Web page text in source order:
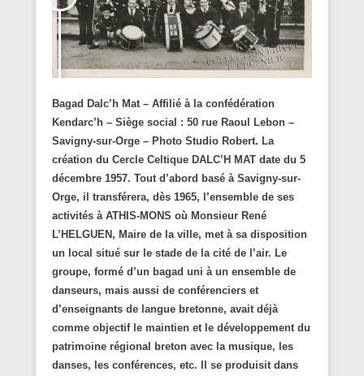
Bagad Dalc’h Mat – Affilié à la confédération
Kendarc’h – Siège social : 50 rue Raoul Lebon –
Savigny-sur-Orge – Photo Studio Robert. La
création du Cercle Celtique DALC’H MAT date du 5
décembre 1957. Tout d’abord basé à Savigny-sur-
Orge, il transférera, dès 1965, l’ensemble de ses
activités à ATHIS-MONS où Monsieur René
L’HELGUEN, Maire de la ville, met à sa disposition
un local situé sur le stade de la cité de l’air. Le
groupe, formé d’un bagad uni à un ensemble de
danseurs, mais aussi de conférenciers et
d’enseignants de langue bretonne, avait déjà
comme objectif le maintien et le développement du
patrimoine régional breton avec la musique, les
danses, les conférences, etc. Il se produisit dans